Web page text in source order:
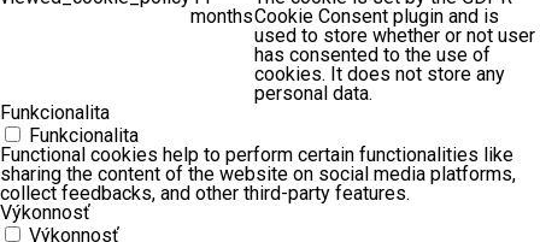
monthsCookie Consent plugin and is
used to store whether or not user
has consented to the use of
cookies. It does not store any
personal data.
Funkcionalita
Funkcionalita
Functional cookies help to perform certain functionalities like
sharing the content of the website on social media platforms,
collect feedbacks, and other third-party features.
Výkonnosť
Výkonnosť